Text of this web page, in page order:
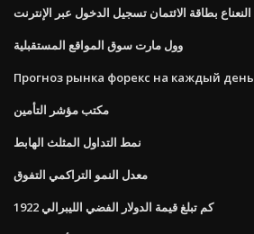
النعناع بطاقة الائتمان تسجيل الدخول عبر الإنترنت
وول مارت سوق المواقع المستقبلية
Прогноз рынка форекс на каждый день
مكتب مؤشر التأمين
نمط التداول المثلث الهابط
معدل النمو التراكمي التفوق
كم تبلغ قيمة الدولار الفضي الليبرالي 1922